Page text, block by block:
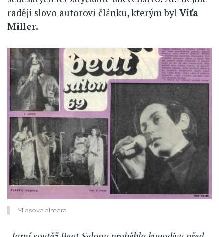
raději slovo autorovi článku, kterým byl Víťa
Miller.
Yllasova almara